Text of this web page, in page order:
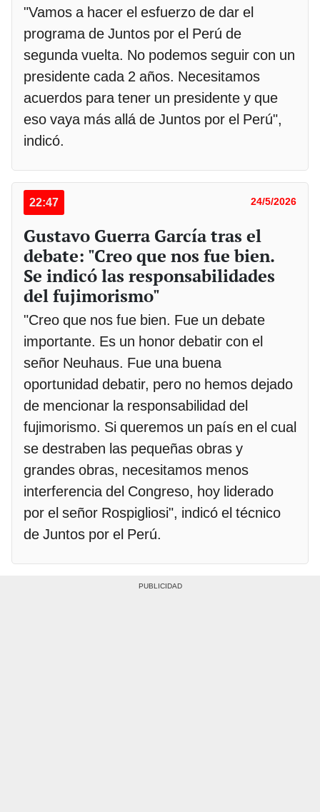
"Vamos a hacer el esfuerzo de dar el
programa de Juntos por el Perú de
segunda vuelta. No podemos seguir con un
presidente cada 2 años. Necesitamos
acuerdos para tener un presidente y que
eso vaya más allá de Juntos por el Perú",
indicó.
22:47 24/5/2026
Gustavo Guerra García tras el
debate: "Creo que nos fue bien.
Se indicó las responsabilidades
del fujimorismo"
"Creo que nos fue bien. Fue un debate
importante. Es un honor debatir con el
señor Neuhaus. Fue una buena
oportunidad debatir, pero no hemos dejado
de mencionar la responsabilidad del
fujimorismo. Si queremos un país en el cual
se destraben las pequeñas obras y
grandes obras, necesitamos menos
interferencia del Congreso, hoy liderado
por el señor Rospigliosi", indicó el técnico
de Juntos por el Perú.